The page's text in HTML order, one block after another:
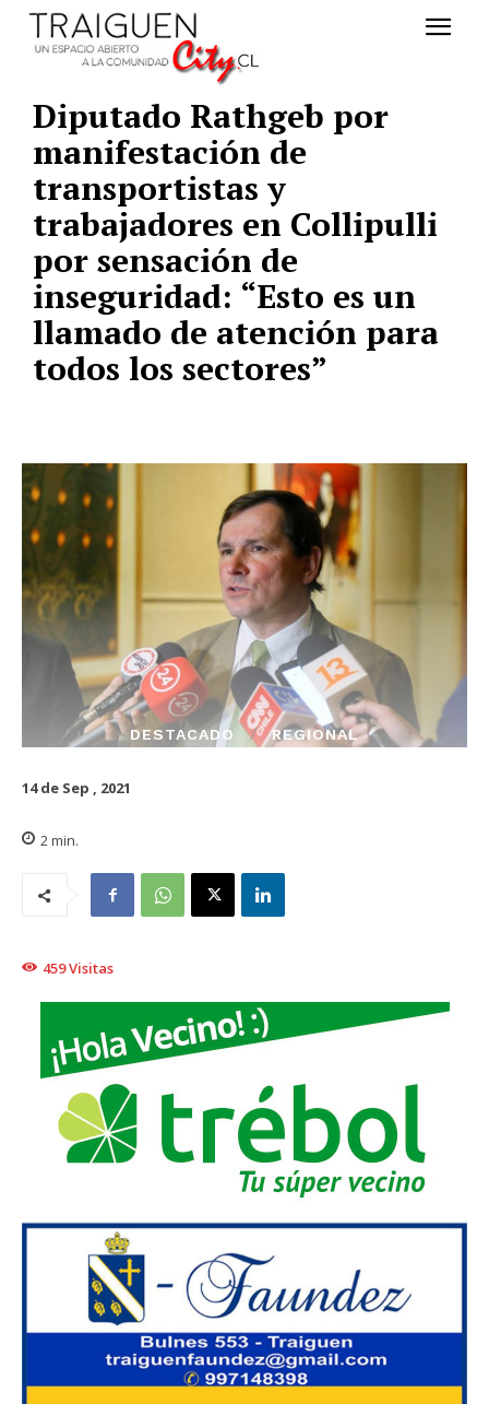
Diputado Rathgeb por
manifestación de
transportistas y
trabajadores en Collipulli
por sensación de
inseguridad: “Esto es un
llamado de atención para
todos los sectores”
DESTACADO REGIONAL
14 de Sep , 2021
2 min.
459Visitas